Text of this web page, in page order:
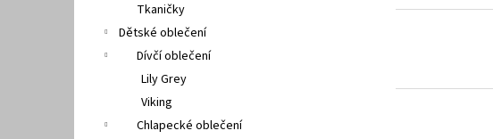
Tkaničky
Dětské oblečení
Dívčí oblečení
Lily Grey
Viking
Chlapecké oblečení